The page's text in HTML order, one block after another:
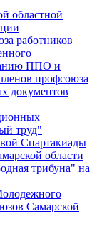
областной
работников
ППО и
профсоюза
документов
труд"
Спартакиады
области
трибуна" на
Самарской